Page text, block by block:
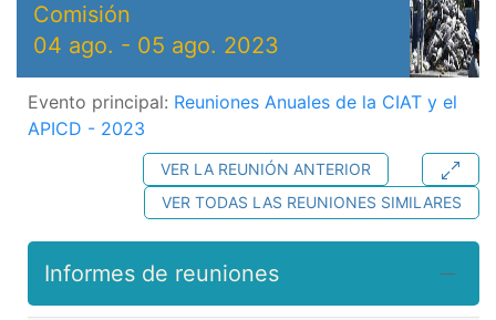
Comisión
04 ago. - 05 ago. 2023
Evento principal: Reuniones Anuales de la CIAT y el
APICD - 2023
VER LA REUNIÓN ANTERIOR
VER TODAS LAS REUNIONES SIMILARES
Informes de reuniones